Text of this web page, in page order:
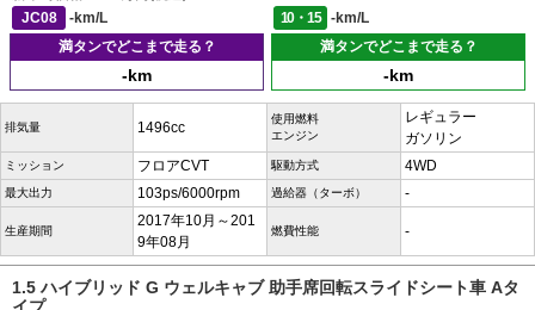
JC08
-km/L 10・15
-km/L
満タンでどこまで走る？
-km
満タンでどこまで走る？
-km
排気量 1496cc
使用燃料
エンジン
レギュラー
ガソリン
ミッション フロアCVT 駆動方式 4WD
最大出力 103ps/6000rpm 過給器（ターボ） -
生産期間
2017年10月～201
9年08月
燃費性能 -
1.5 ハイブリッド G ウェルキャブ 助手席回転スライドシート車 Aタ